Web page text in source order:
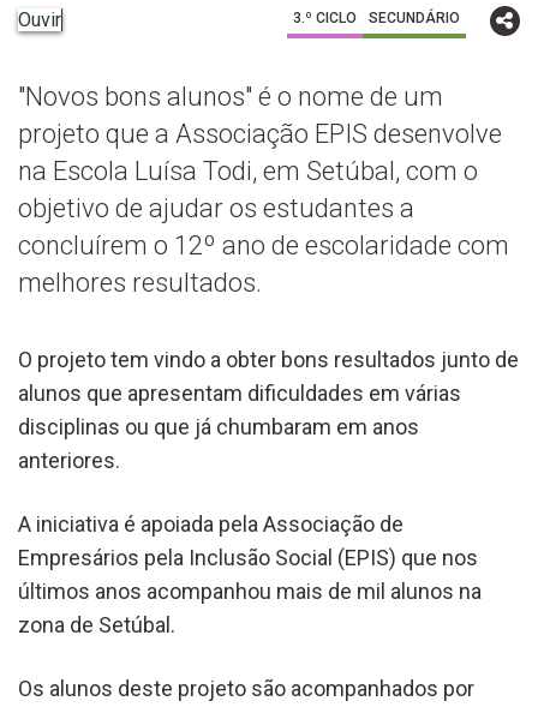
Ouvir 3.º CICLO SECUNDÁRIO
"Novos bons alunos" é o nome de um
projeto que a Associação EPIS desenvolve
na Escola Luísa Todi, em Setúbal, com o
objetivo de ajudar os estudantes a
concluírem o 12º ano de escolaridade com
melhores resultados.
O projeto tem vindo a obter bons resultados junto de
alunos que apresentam dificuldades em várias
disciplinas ou que já chumbaram em anos
anteriores.
A iniciativa é apoiada pela Associação de
Empresários pela Inclusão Social (EPIS) que nos
últimos anos acompanhou mais de mil alunos na
zona de Setúbal.
Os alunos deste projeto são acompanhados por